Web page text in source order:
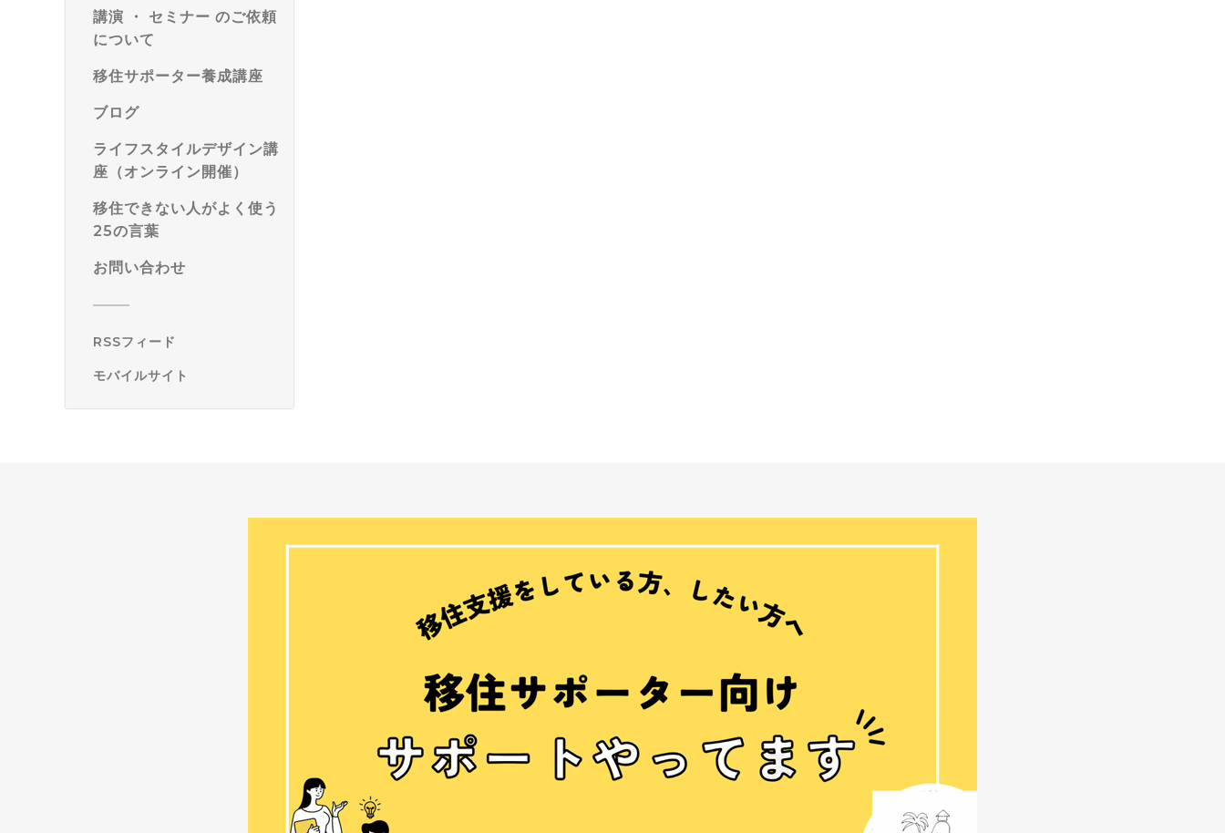
講演 ・ セミナー のご依頼
について
移住サポーター養成講座
ブログ
ライフスタイルデザイン講
座（オンライン開催）
移住できない人がよく使う
25の言葉
お問い合わせ
RSSフィード
モバイルサイト